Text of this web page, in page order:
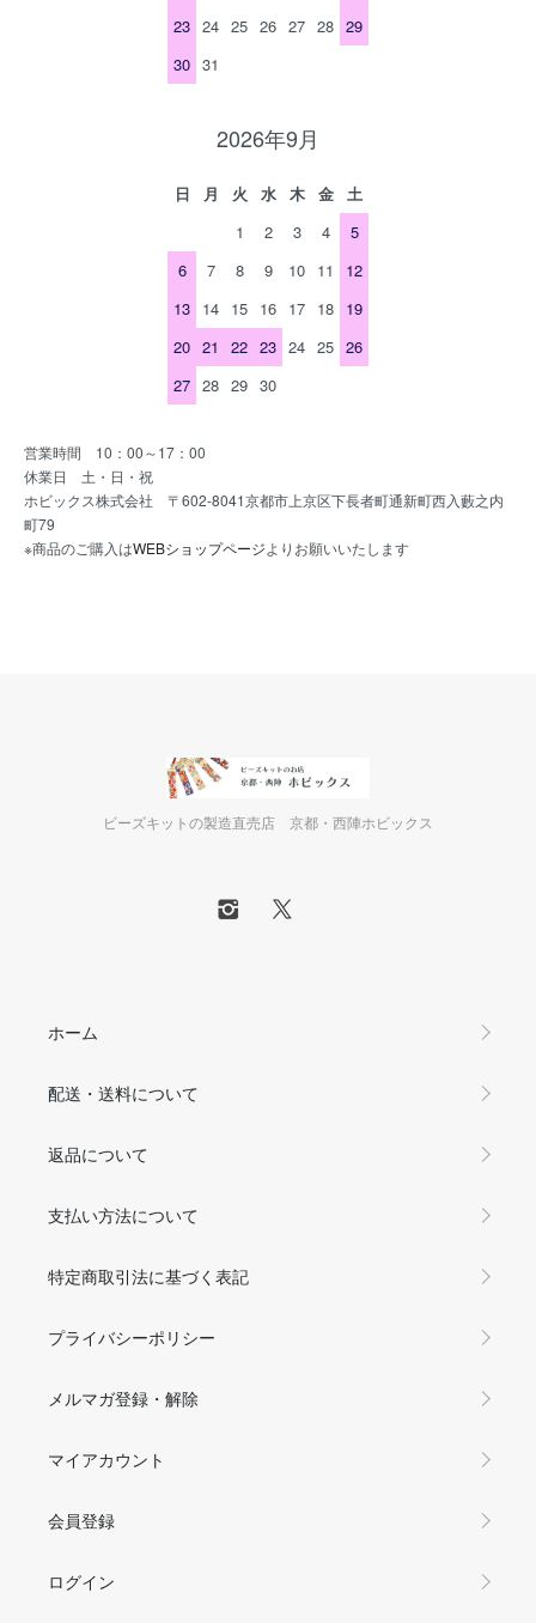
23 24 25 26 27 28 29
30 31
2026年9月
日 月 火 水 木 金
土
1
2 3 4
5
6
7 8 9 10 11
12
13 14 15 16 17 18 19
20 21 22 23 24 25 26
27 28 29 30
営業時間 10：00～17：00
休業日 土・日・祝
ホビックス株式会社 〒602-8041京都市上京区下長者町通新町西入藪之内
町79
※商品のご購入はWEBショップページよりお願いいたします
ビーズキットの製造直売店 京都・西陣ホビックス
ホーム
配送・送料について
返品について
支払い方法について
特定商取引法に基づく表記
プライバシーポリシー
メルマガ登録・解除
マイアカウント
会員登録
ログイン